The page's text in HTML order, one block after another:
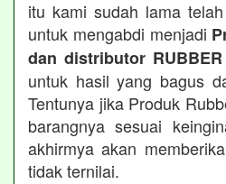
itu kami sudah lama
untuk mengabdi menjadi
dan distributor RUBBER
untuk hasil yang bagus
Tentunya jika Produk
barangnya sesuai
akhirmya akan
tidak ternilai.